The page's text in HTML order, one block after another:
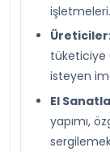
işletmeleri.
tüketiciye
isteyen
El
yapımı,